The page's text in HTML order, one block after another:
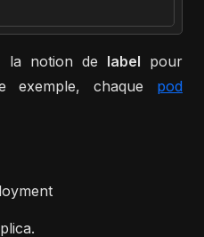
la notion de label pour
exemple, chaque pod